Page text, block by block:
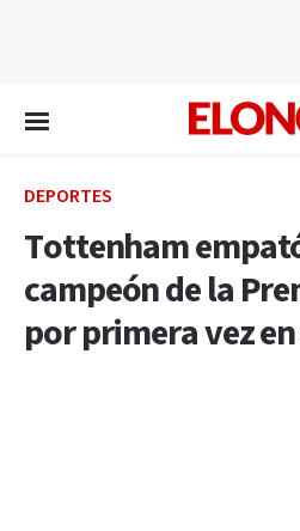
DEPORTES
Tottenham
campeón de la
por primera vez